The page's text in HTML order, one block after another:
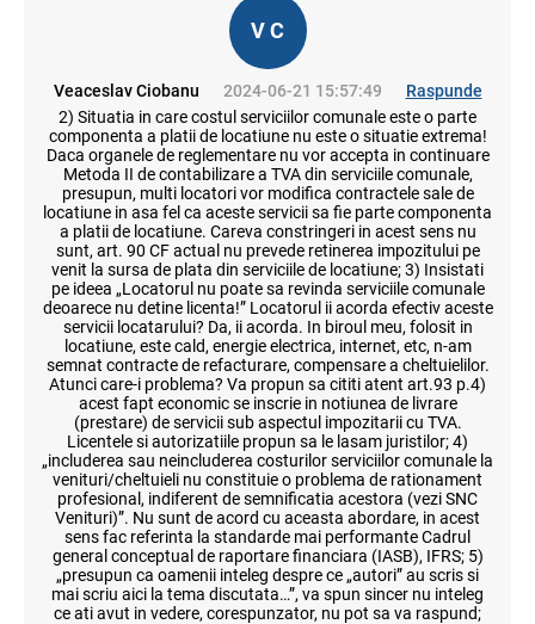
V C
Veaceslav Ciobanu 2024-06-21 15:57:49
Raspunde
2) Situatia in care costul serviciilor comunale este o parte
componenta a platii de locatiune nu este o situatie extrema!
Daca organele de reglementare nu vor accepta in continuare
Metoda II de contabilizare a TVA din serviciile comunale,
presupun, multi locatori vor modifica contractele sale de
locatiune in asa fel ca aceste servicii sa fie parte componenta
a platii de locatiune. Careva constringeri in acest sens nu
sunt, art. 90 CF actual nu prevede retinerea impozitului pe
venit la sursa de plata din serviciile de locatiune; 3) Insistati
pe ideea „Locatorul nu poate sa revinda serviciile comunale
deoarece nu detine licenta!” Locatorul ii acorda efectiv aceste
servicii locatarului? Da, ii acorda. In biroul meu, folosit in
locatiune, este cald, energie electrica, internet, etc, n-am
semnat contracte de refacturare, compensare a cheltuielilor.
Atunci care-i problema? Va propun sa cititi atent art.93 p.4)
acest fapt economic se inscrie in notiunea de livrare
(prestare) de servicii sub aspectul impozitarii cu TVA.
Licentele si autorizatiile propun sa le lasam juristilor; 4)
„includerea sau neincluderea costurilor serviciilor comunale la
venituri/cheltuieli nu constituie o problema de rationament
profesional, indiferent de semnificatia acestora (vezi SNC
Venituri)”. Nu sunt de acord cu aceasta abordare, in acest
sens fac referinta la standarde mai performante Cadrul
general conceptual de raportare financiara (IASB), IFRS; 5)
„presupun ca oamenii inteleg despre ce „autori” au scris si
mai scriu aici la tema discutata…”, va spun sincer nu inteleg
ce ati avut in vedere, corespunzator, nu pot sa va raspund;